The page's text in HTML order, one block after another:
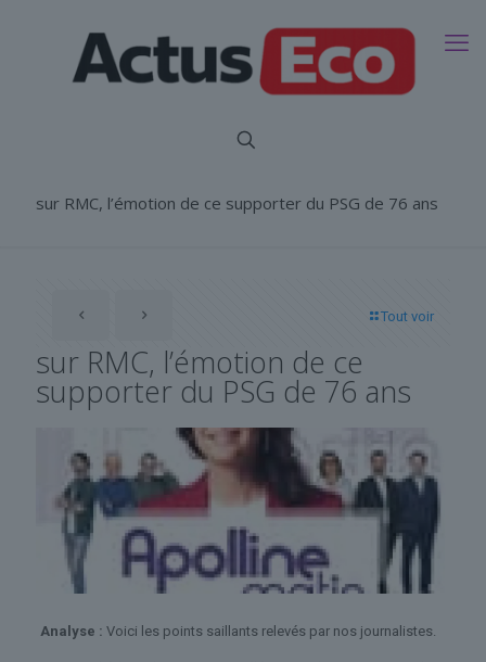
sur RMC, l’émotion de ce supporter du PSG de 76 ans
Tout voir
sur RMC, l’émotion de ce
supporter du PSG de 76 ans
Analyse : Voici les points saillants relevés par nos journalistes.